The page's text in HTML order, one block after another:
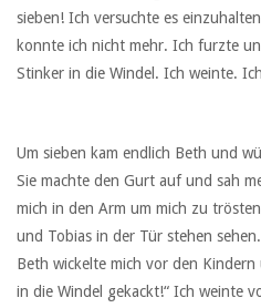
sieben! Ich versuchte es
konnte ich nicht mehr. Ich furzte
Stinker in die Windel. Ich weinte.
Um sieben kam endlich Beth und
Sie machte den Gurt auf und sah
mich in den Arm um mich zu
und Tobias in der Tür stehen
Beth wickelte mich vor den
in die Windel gekackt!“ Ich weinte